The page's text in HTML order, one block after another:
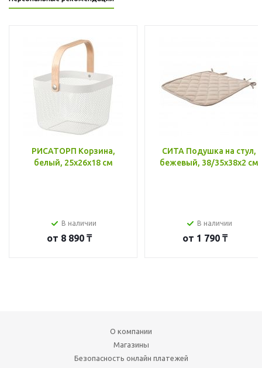
РИСАТОРП Корзина,
белый, 25x26x18 см
В наличии
от 8 890 ₸
СИТА Подушка на стул,
бежевый, 38/35x38x2 см
В наличии
от 1 790 ₸
О компании
Магазины
Безопасность онлайн платежей